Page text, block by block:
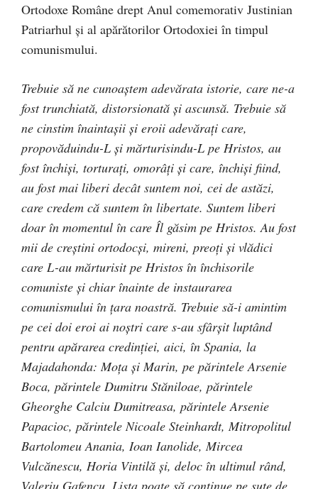
Ortodoxe Române drept Anul comemorativ Justinian
Patriarhul şi al apărătorilor Ortodoxiei în timpul
comunismului.
Trebuie să ne cunoaștem adevărata istorie, care ne-a
fost trunchiată, distorsionată și ascunsă. Trebuie să
ne cinstim înaintașii și eroii adevărați care,
propovăduindu-L și mărturisindu-L pe Hristos, au
fost închiși, torturați, omorâți și care, închiși fiind,
au fost mai liberi decât suntem noi, cei de astăzi,
care credem că suntem în libertate. Suntem liberi
doar în momentul în care Îl găsim pe Hristos. Au fost
mii de creștini ortodocși, mireni, preoți și vlădici
care L-au mărturisit pe Hristos în închisorile
comuniste și chiar înainte de instaurarea
comunismului în țara noastră. Trebuie să-i amintim
pe cei doi eroi ai noștri care s-au sfârșit luptând
pentru apărarea credinției, aici, în Spania, la
Majadahonda: Moța și Marin, pe părintele Arsenie
Boca, părintele Dumitru Stăniloae, părintele
Gheorghe Calciu Dumitreasa, părintele Arsenie
Papacioc, părintele Nicoale Steinhardt, Mitropolitul
Bartolomeu Anania, Ioan Ianolide, Mircea
Vulcănescu, Horia Vintilă și, deloc în ultimul rând,
Valeriu Gafencu. Lista poate să continue pe sute de